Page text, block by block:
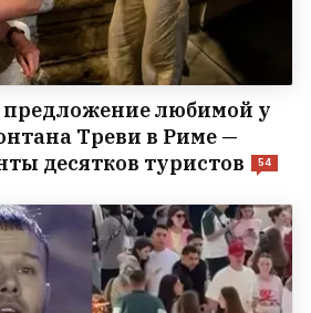
предложение любимой у
Треви в Риме —
десятков туристов
54